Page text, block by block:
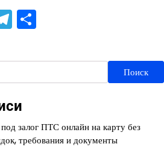
Telegram
Поиск
залог ПТС онлайн на карту без
требования и документы